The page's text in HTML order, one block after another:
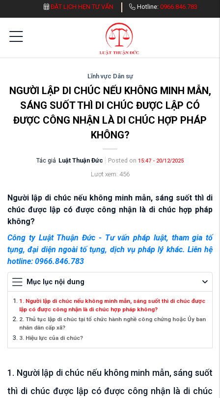
ĐẶT LỊCH HẸN TƯ VẤN Hotline: 0966.846.783
Lĩnh vực Dân sự
NGƯỜI LẬP DI CHÚC NẾU KHÔNG MINH MẪN,
SÁNG SUỐT THÌ DI CHÚC ĐƯỢC LẬP CÓ
ĐƯỢC CÔNG NHẬN LÀ DI CHÚC HỢP PHÁP
KHÔNG?
Tác giả Luật Thuận Đức Posted on 15:47 - 20/12/2025
Lượt xem: 456
Người lập di chúc nếu không minh mẫn, sáng suốt thì di
chúc được lập có được công nhận là di chúc hợp pháp
không?
Công ty Luật Thuận Đức - Tư vấn pháp luật, tham gia tố
tụng, đại diện ngoài tố tụng, dịch vụ pháp lý khác. Liên hệ
hotline: 0966.846.783
Mục lục nội dung
1. Người lập di chúc nếu không minh mẫn, sáng suốt thì di chúc được
lập có được công nhận là di chúc hợp pháp không?
2. Thủ tục lập di chúc tại tổ chức hành nghề công chứng hoặc Ủy ban
nhân dân cấp xã?
3. Hiệu lực của di chúc?
1. Người lập di chúc nếu không minh mẫn, sáng suốt
thì di chúc được lập có được công nhận là di chúc